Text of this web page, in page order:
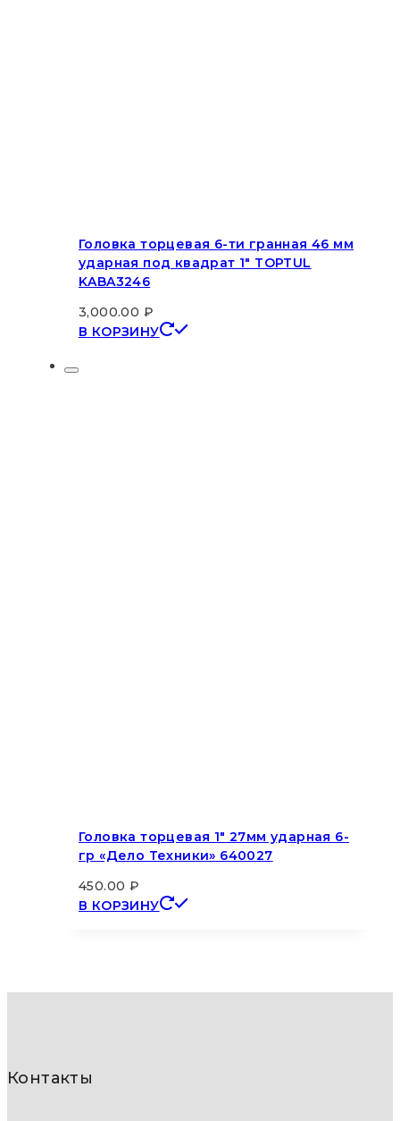
Головка торцевая 6-ти гранная 46 мм
ударная под квадрат 1″ TOPTUL
KABA3246
3,000.00 ₽
В КОРЗИНУ
Головка торцевая 1″ 27мм ударная 6-
гр «Дело Техники» 640027
450.00 ₽
В КОРЗИНУ
Контакты